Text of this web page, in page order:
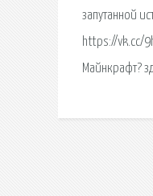
запутанной
https://vk.cc/
Майнкрафт?